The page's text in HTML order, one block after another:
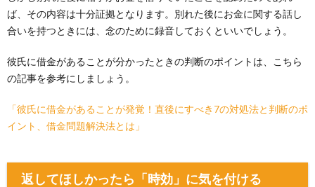
ば、その内容は十分証拠となります。別れた後にお金に関する話し
合いを持つときには、念のために録音しておくといいでしょう。
彼氏に借金があることが分かったときの判断のポイントは、こちら
の記事を参考にしましょう。
「彼氏に借金があることが発覚！直後にすべき7の対処法と判断のポ
イント、借金問題解決法とは」
返してほしかったら「時効」に気を付ける